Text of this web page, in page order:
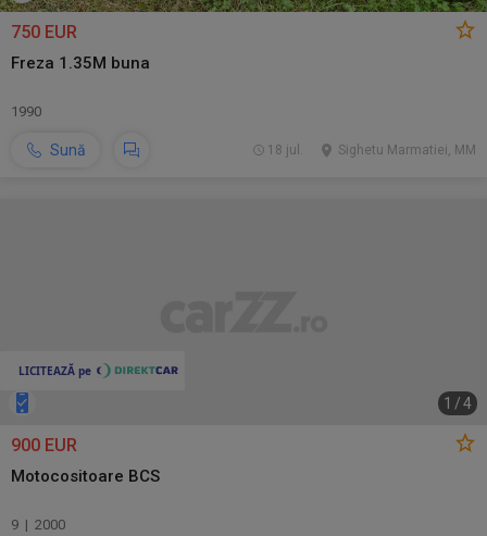
750 EUR
Freza 1.35M buna
1990
Sună Sighetu Marmatiei, MM
18 jul.
1 /4
900 EUR
Motocositoare BCS
9 | 2000